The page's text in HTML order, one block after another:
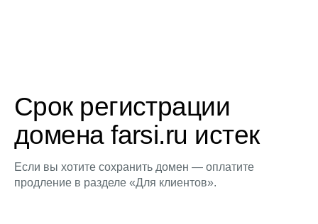
Срок регистрации
домена farsi.ru истек
Если вы хотите сохранить домен — оплатите
продление в разделе «Для клиентов».